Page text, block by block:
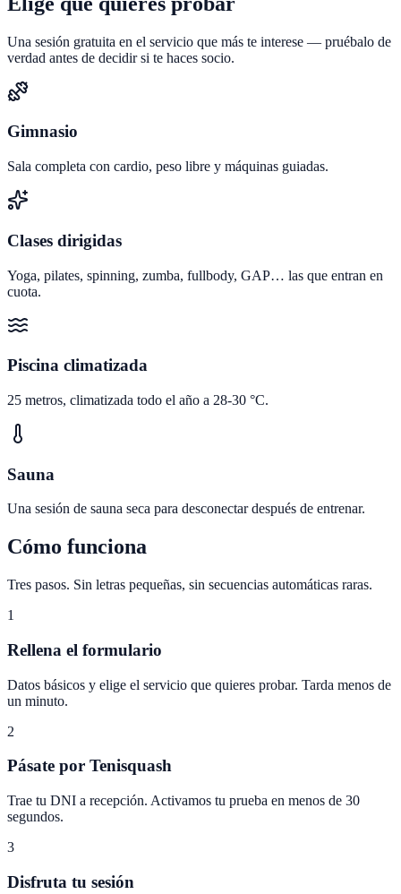
Una sesión gratuita en el servicio que más te interese — pruébalo de
verdad antes de decidir si te haces socio.
Gimnasio
Sala completa con cardio, peso libre y máquinas guiadas.
Clases dirigidas
Yoga, pilates, spinning, zumba, fullbody, GAP… las que entran en
cuota.
Piscina climatizada
25 metros, climatizada todo el año a 28-30 °C.
Sauna
Una sesión de sauna seca para desconectar después de entrenar.
Cómo funciona
Tres pasos. Sin letras pequeñas, sin secuencias automáticas raras.
1
Rellena el formulario
Datos básicos y elige el servicio que quieres probar. Tarda menos de
un minuto.
2
Pásate por Tenisquash
Trae tu DNI a recepción. Activamos tu prueba en menos de 30
segundos.
3
Disfruta tu sesión